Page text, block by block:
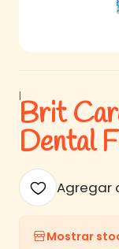
|
Brit
Dental
Agregar
Mostrar